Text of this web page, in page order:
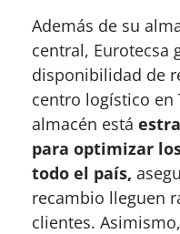
Además de su
central, Eurotecsa
disponibilidad de
centro logístico en
almacén está
para optimizar
todo el país,
recambio lleguen
clientes.